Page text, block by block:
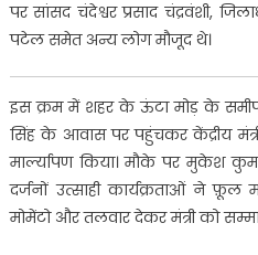
पर सांसद चंदेश्वर प्रसाद चंद्रवंशी,
पटेल समेत अन्य लोग मौजूद थे।
इस क्रम में शहर के ऊंटा मोड़ के
सिंह के आवास पर पहुंचकर केंद्रीय
मार्ल्यापण किया। मौके पर मुकेश
दर्जनों उत्साही कार्यक्रताओं ने
मोमेंटो और तलवार देकर मंत्री को